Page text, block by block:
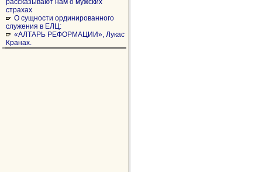
рассказывают нам о мужских
страхах
О сущности ординированного
служения в ЕЛЦ:
«АЛТАРЬ РЕФОРМАЦИИ», Лукас
Кранах.